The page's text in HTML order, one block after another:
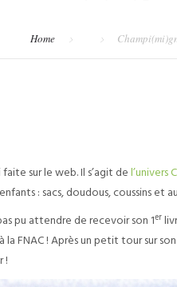
Home
sur le web. Il s’agit del’univers
: sacs, doudous, coussins et
pu attendre de recevoir son 1er
FNAC ! Après un petit tour sur
!